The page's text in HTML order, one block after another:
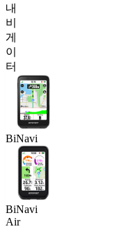
내
비
게
이
터
BiNavi
BiNavi
Air